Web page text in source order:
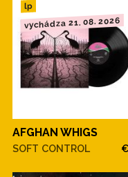
lp
vychádza 21. 08. 2026
AFGHAN WHIGS
SOFT CONTROL